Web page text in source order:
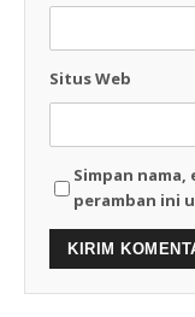
Situs Web
Simpan nama,
peramban ini